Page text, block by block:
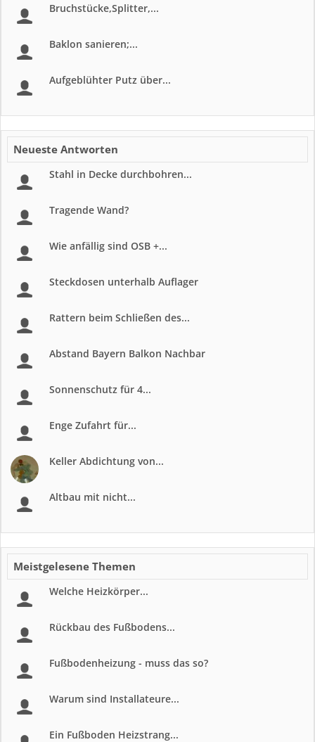
Bruchstücke,Splitter,...
Baklon sanieren;...
Aufgeblühter Putz über...
Neueste Antworten
Stahl in Decke durchbohren...
Tragende Wand?
Wie anfällig sind OSB +...
Steckdosen unterhalb Auflager
Rattern beim Schließen des...
Abstand Bayern Balkon Nachbar
Sonnenschutz für 4...
Enge Zufahrt für...
Keller Abdichtung von...
Altbau mit nicht...
Meistgelesene Themen
Welche Heizkörper...
Rückbau des Fußbodens...
Fußbodenheizung - muss das so?
Warum sind Installateure...
Ein Fußboden Heizstrang...